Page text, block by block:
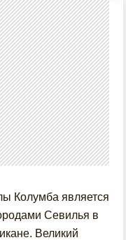
Колумба является
Севилья в
Великий